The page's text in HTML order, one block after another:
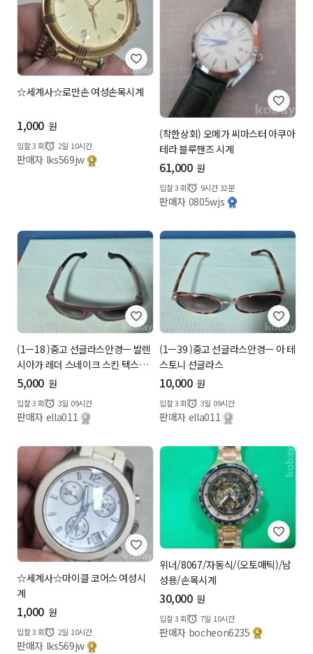
☆세계사☆로만손 여성손목시계
1,000 원
입찰3회 2일 10시간
판매자 lks569jw
(착한상회) 오메가 씨마스터 아쿠아
테라 블루핸즈 시계
61,000 원
입찰3회 9시간 32분
판매자 0805wjs
(1ㅡ18 )중고 선글라스안경ㅡ 발렌
시아가 레더 스네이크 스킨 텍스
처...
5,000 원
입찰3회 3일 09시간
판매자 ella011
(1ㅡ39 )중고 선글라스안경ㅡ 아 테
스토니 선글라스
10,000 원
입찰3회 3일 09시간
판매자 ella011
☆세계사☆마이클 코어스 여성시
계
1,000 원
입찰3회 2일 10시간
판매자 lks569jw
위너/8067/자동식/(오토매틱)/남
성용/손목시계
30,000 원
입찰3회 7일 10시간
판매자 bocheon6235